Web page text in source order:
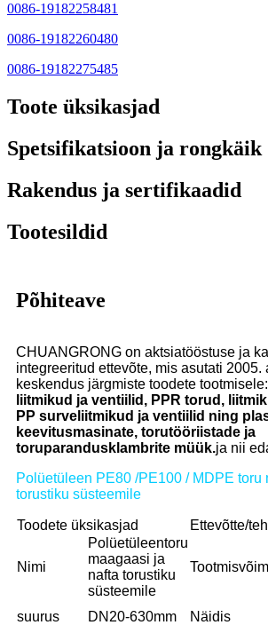
0086-19182258481
0086-19182260480
0086-19182275485
Toote üksikasjad
Spetsifikatsioon ja rongkäik
Rakendus ja sertifikaadid
Tootesildid
Põhiteave
CHUANGRONG on aktsiatööstuse ja
integreeritud ettevõte, mis asutati 2005.
keskendus järgmiste toodete tootmisele:
liitmikud ja ventiilid, PPR torud,
PP surveliitmikud ja ventiilid ning
keevitusmasinate, torutööriistade ja
toruparandusklambrite müük.ja nii
Polüetüleen PE80 /PE100 / MDPE toru
torustiku süsteemile
Toodete üksikasjad Ettevõtte/
Nimi
Polüetüleentoru
maagaasi ja
nafta torustiku
süsteemile
suurus DN20-630mm Näidis